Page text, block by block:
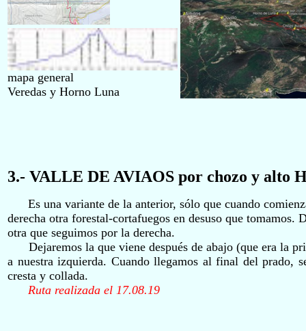
mapa general
Veredas y Horno Luna
3.- VALLE DE AVIAOS por chozo y alto
Es una variante de la anterior, sólo que cuando
derecha otra forestal-cortafuegos en desuso que tomamos.
otra que seguimos por la derecha.
Dejaremos la que viene después de abajo (que era la
a nuestra izquierda. Cuando llegamos al final del prado,
cresta y collada.
Ruta realizada el 17.08.19